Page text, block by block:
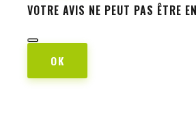
VOTRE AVIS NE PEUT PAS ÊTRE
OK